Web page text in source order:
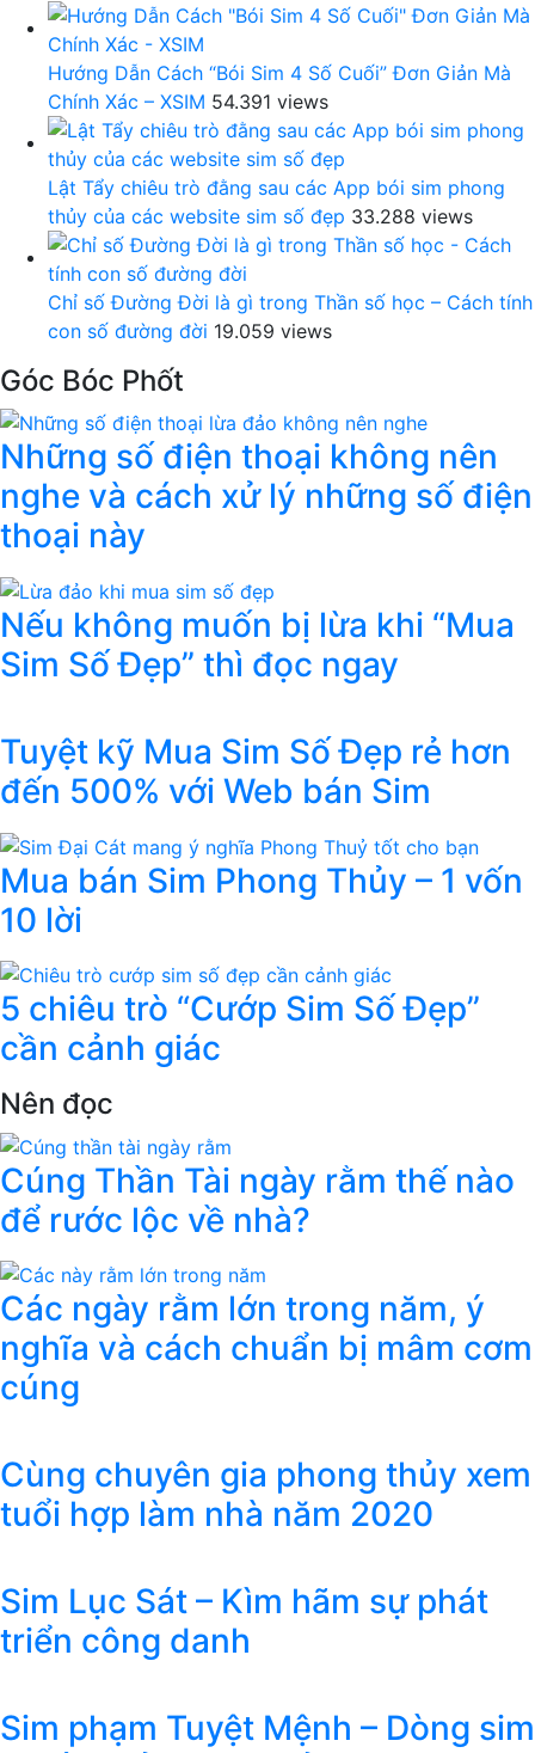
Hướng Dẫn Cách “Bói Sim 4 Số Cuối” Đơn Giản Mà
Chính Xác – XSIM 54.391 views
Lật Tẩy chiêu trò đằng sau các App bói sim phong
thủy của các website sim số đẹp 33.288 views
Chỉ số Đường Đời là gì trong Thần số học – Cách tính
con số đường đời 19.059 views
Góc Bóc Phốt
Những số điện thoại không nên
nghe và cách xử lý những số điện
thoại này
Nếu không muốn bị lừa khi “Mua
Sim Số Đẹp” thì đọc ngay
Tuyệt kỹ Mua Sim Số Đẹp rẻ hơn
đến 500% với Web bán Sim
Mua bán Sim Phong Thủy – 1 vốn
10 lời
5 chiêu trò “Cướp Sim Số Đẹp”
cần cảnh giác
Nên đọc
Cúng Thần Tài ngày rằm thế nào
để rước lộc về nhà?
Các ngày rằm lớn trong năm, ý
nghĩa và cách chuẩn bị mâm cơm
cúng
Cùng chuyên gia phong thủy xem
tuổi hợp làm nhà năm 2020
Sim Lục Sát – Kìm hãm sự phát
triển công danh
Sim phạm Tuyệt Mệnh – Dòng sim